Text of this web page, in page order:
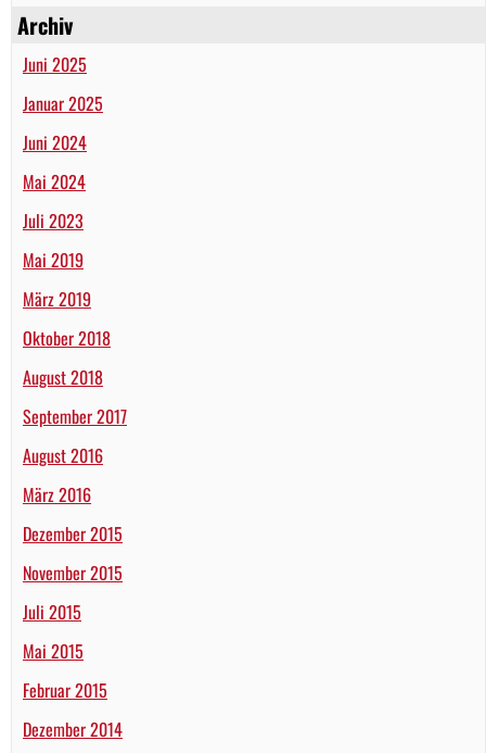
Archiv
Juni 2025
Januar 2025
Juni 2024
Mai 2024
Juli 2023
Mai 2019
März 2019
Oktober 2018
August 2018
September 2017
August 2016
März 2016
Dezember 2015
November 2015
Juli 2015
Mai 2015
Februar 2015
Dezember 2014